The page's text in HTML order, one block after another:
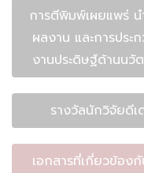
การตีพิมพ์เผยแพร่ น
ผลงาน และการประ
งานประดิษฐ์ด้านนวั
รางวัลนักวิจัยดีเ
เอกสารที่เกี่ยวข้อง